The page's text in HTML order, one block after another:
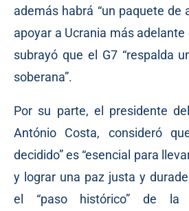
además habrá “un paquete de
apoyar a Ucrania más adelante
subrayó que el G7 “respalda
soberana”.
Por su parte, el presidente
António Costa, consideró
decidido” es “esencial para
y lograr una paz justa y
el “paso histórico” de